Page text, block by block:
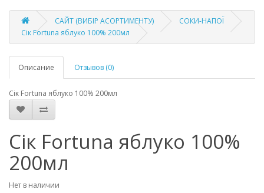
САЙТ (ВИБІР АСОРТИМЕНТУ)
СОКИ-НАПОЇ
Сік Fortuna яблуко 100% 200мл
Описание Отзывов (0)
Сік Fortuna яблуко 100% 200мл
Сік Fortuna яблуко 100%
200мл
Нет в наличии